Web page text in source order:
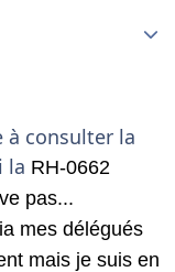
à consulter la
la RH-0662
pas...
mes délégués
mais je suis en